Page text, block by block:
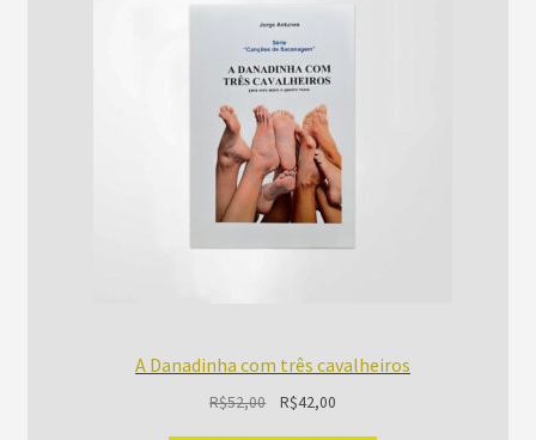
A Danadinha com três cavalheiros
R$52,00 R$42,00O